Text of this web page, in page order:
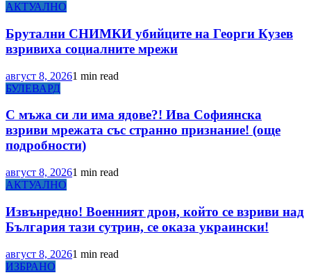
АКТУАЛНО
Брутални СНИМКИ убийците на Георги Кузев
взривиха социалните мрежи
август 8, 20261 min read
БУЛЕВАРД
С мъжа си ли има ядове?! Ива Софиянска
взриви мрежата със странно признание! (още
подробности)
август 8, 20261 min read
АКТУАЛНО
Извънредно! Военният дрон, който се взриви над
България тази сутрин, се оказа украински!
август 8, 20261 min read
ИЗБРАНО